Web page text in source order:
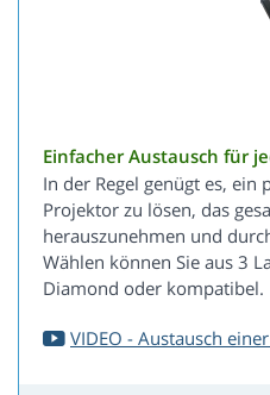
Einfacher Austausch für
In der Regel genügt es, ein
Projektor zu lösen, das
herauszunehmen und
Wählen können Sie aus 3
Diamond oder kompatibel.
VIDEO - Austausch